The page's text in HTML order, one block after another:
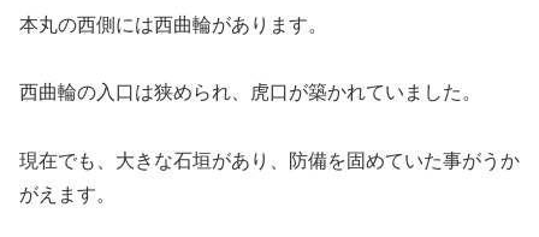
本丸の西側には西曲輪があります。
西曲輪の入口は狭められ、虎口が築かれていました。
現在でも、大きな石垣があり、防備を固めていた事がうか
がえます。